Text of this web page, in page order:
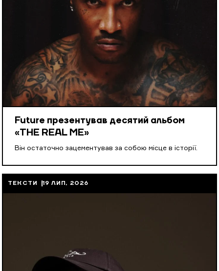
Future презентував десятий альбом
«THE REAL ME»
Він остаточно зацементував за собою місце в історії.
ТЕКСТИ 19 ЛИП, 2026